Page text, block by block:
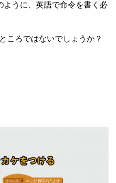
ように、英語で命令を書く必
ころではないでしょうか？